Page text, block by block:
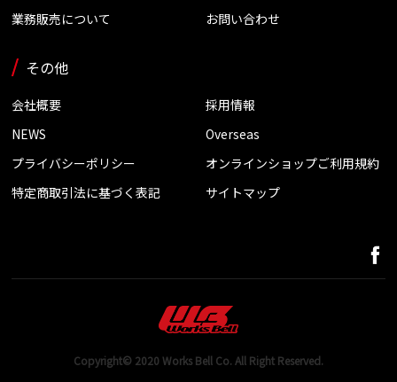
業務販売について
お問い合わせ
その他
会社概要
採用情報
NEWS
Overseas
プライバシーポリシー
オンラインショップご利用規約
特定商取引法に基づく表記
サイトマップ
Copyright© 2020 Works Bell Co. All Right Reserved.